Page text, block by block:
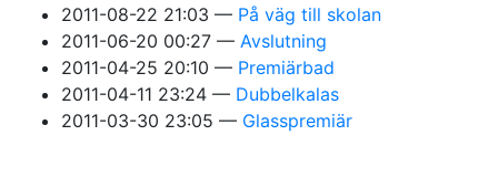
2011-08-22 21:03
På väg till skolan
2011-06-20 00:27
Avslutning
2011-04-25 20:10
Premiärbad
2011-04-11 23:24
Dubbelkalas
2011-03-30 23:05
Glasspremiär